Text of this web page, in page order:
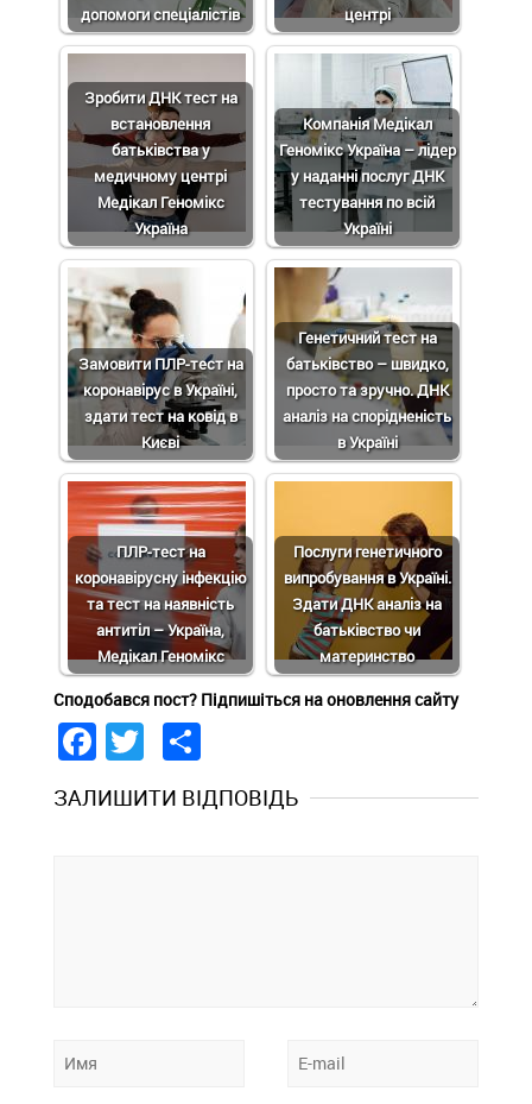
допомоги спеціалістів
центрі
Зробити ДНК тест на
встановлення
батьківства у
медичному центрі
Медікал Геномікс
Україна
Компанія Медікал
Геномікс Україна – лідер
у наданні послуг ДНК
тестування по всій
Україні
Замовити ПЛР-тест на
коронавірус в Україні,
здати тест на ковід в
Києві
Генетичний тест на
батьківство – швидко,
просто та зручно. ДНК
аналіз на спорідненість
в Україні
ПЛР-тест на
коронавірусну інфекцію
та тест на наявність
антитіл – Україна,
Медікал Геномікс
Послуги генетичного
випробування в Україні.
Здати ДНК аналіз на
батьківство чи
материнство
Сподобався пост? Підпишіться на оновлення сайту
Facebook
Twitter
ЗАЛИШИТИ ВІДПОВІДЬ